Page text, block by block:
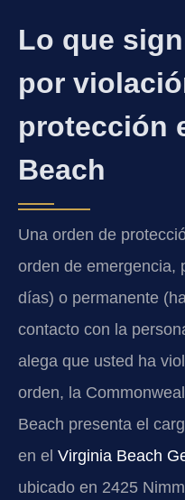
Lo que
por
protección
Beach
Una orden de
orden de emergencia,
días) o permanente
contacto con la
alega que usted ha
orden, la
Beach presenta el
en el Virginia Beach
ubicado en 2425